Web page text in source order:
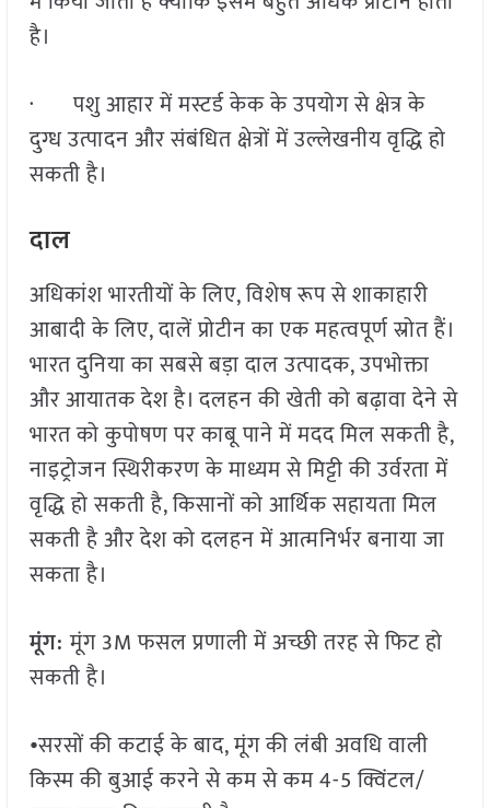
है।
· पशु आहार में मस्टर्ड केक के उपयोग से क्षेत्र के
दुग्ध उत्पादन और संबंधित क्षेत्रों में उल्लेखनीय वृद्धि हो
सकती है।
दाल
अधिकांश भारतीयों के लिए, विशेष रूप से शाकाहारी
आबादी के लिए, दालें प्रोटीन का एक महत्वपूर्ण स्रोत हैं।
भारत दुनिया का सबसे बड़ा दाल उत्पादक, उपभोक्ता
और आयातक देश है। दलहन की खेती को बढ़ावा देने से
भारत को कुपोषण पर काबू पाने में मदद मिल सकती है,
नाइट्रोजन स्थिरीकरण के माध्यम से मिट्टी की उर्वरता में
वृद्धि हो सकती है, किसानों को आर्थिक सहायता मिल
सकती है और देश को दलहन में आत्मनिर्भर बनाया जा
सकता है।
मूंग:मूंग 3M फसल प्रणाली में अच्छी तरह से फिट हो
सकती है।
⦁ सरसों की कटाई के बाद, मूंग की लंबी अवधि वाली
किस्म की बुआई करने से कम से कम 4-5 क्विंटल/